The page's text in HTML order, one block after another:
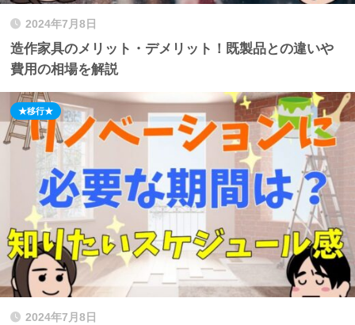
2024年7月8日
造作家具のメリット・デメリット！既製品との違いや
費用の相場を解説
2024年7月8日
★移行★